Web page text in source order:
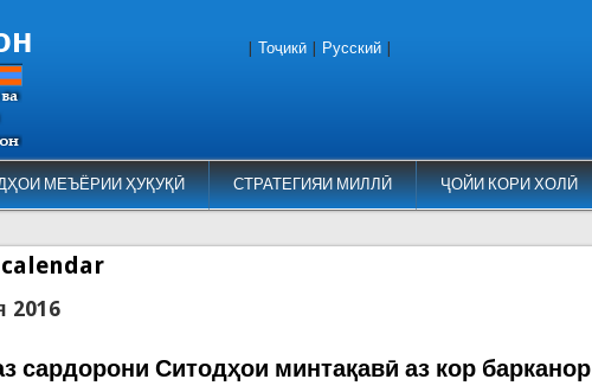
МЕЪЁРИИ ҲУҚУҚӢ СТРАТЕГИЯИ МИЛЛӢ ҶОЙИ КОРИ ХОЛӢ
Тоҷикӣ Русский
2016
сардорони Ситодҳои минтақавӣ аз кор барканор